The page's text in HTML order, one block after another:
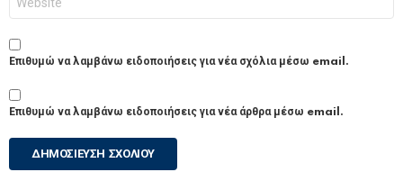
Επιθυμώ να λαμβάνω ειδοποιήσεις για νέα σχόλια μέσω email.
Επιθυμώ να λαμβάνω ειδοποιήσεις για νέα άρθρα μέσω email.